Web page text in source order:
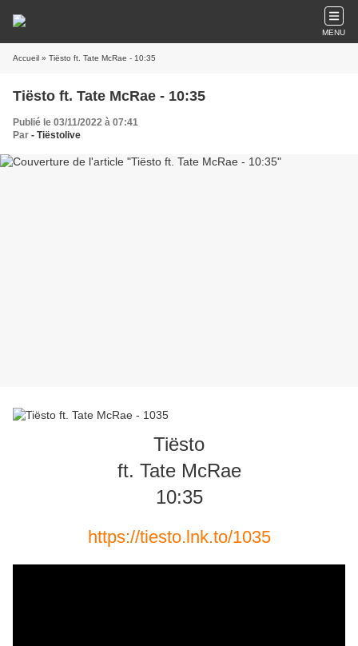
MENU
Accueil » Tiësto ft. Tate McRae - 10:35
Tiësto ft. Tate McRae - 10:35
Publié le 03/11/2022 à 07:41
Par - Tiëstolive
Tiësto
ft. Tate McRae
10:35
https://tiesto.lnk.to/1035